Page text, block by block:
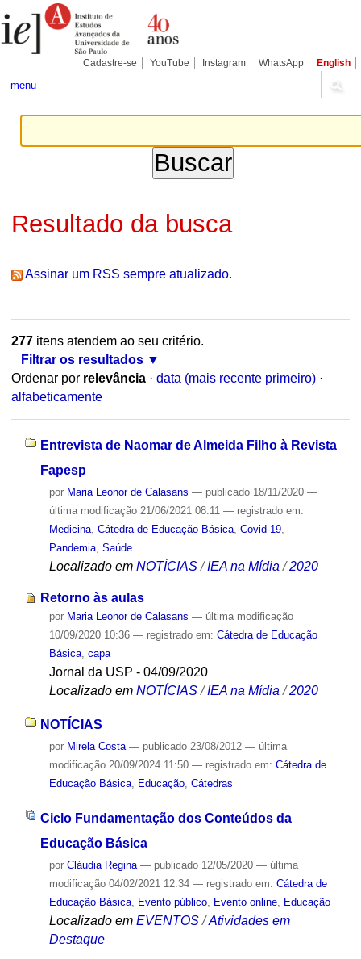
para
conteúdo.
Pessoais
Cadastre-se YouTube Instagram WhatsApp English
menu
Resultado da busca
Assinar um RSS sempre atualizado.
277itens atendem ao seu critério.
Filtrar os resultados
Ordenar por relevância · data (mais recente primeiro) ·
alfabeticamente
Entrevista de Naomar de Almeida Filho à Revista
Fapesp
por Maria Leonor de Calasans — publicado18/11/2020 —
última modificação21/06/2021 08:11 — registrado em:
Medicina, Cátedra de Educação Básica, Covid-19,
Pandemia, Saúde
Localizado em NOTÍCIAS /IEA na Mídia /2020
Retorno às aulas
por Maria Leonor de Calasans — última modificação
10/09/2020 10:36 — registrado em: Cátedra de Educação
Básica, capa
Jornal da USP - 04/09/2020
Localizado em NOTÍCIAS /IEA na Mídia /2020
NOTÍCIAS
por Mirela Costa — publicado23/08/2012 — última
modificação20/09/2024 11:50 — registrado em: Cátedra de
Educação Básica, Educação, Cátedras
Ciclo Fundamentação dos Conteúdos da
Educação Básica
por Cláudia Regina — publicado12/05/2020 — última
modificação04/02/2021 12:34 — registrado em: Cátedra de
Educação Básica, Evento público, Evento online, Educação
Localizado em EVENTOS /Atividades em
Destaque